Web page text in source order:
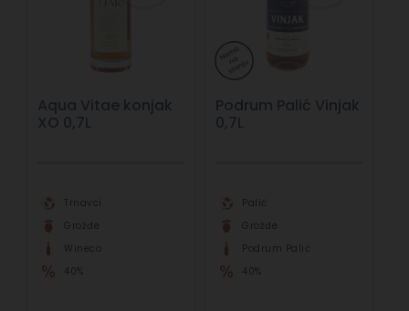
Aqua Vitae konjak
XO 0,7L
Trnavci
Grožđe
Wineco
40%
Podrum Palić Vinjak
0,7L
Palić
Grožđe
Podrum Palić
40%